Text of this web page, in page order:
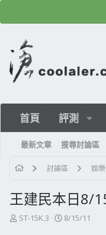
首頁 評測
最新文章 搜尋討論區
討論區 娛
王建民本日8/
主
ST-15K.3
開
8/15/11